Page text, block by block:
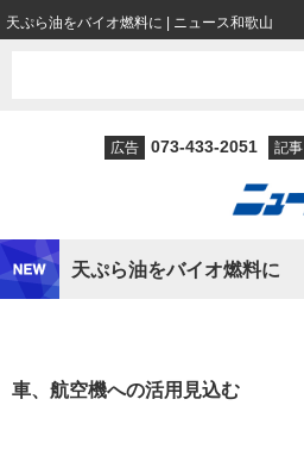
天ぷら油をバイオ燃料に | ニュース和歌山
広告 073-433-2051 記事
天ぷら油をバイオ燃料に
車、航空機への活用見込む